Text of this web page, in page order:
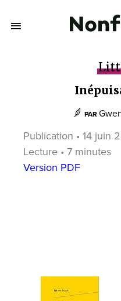
PAR
Publication • 14 juin
Lecture • 7 minutes
Version PDF